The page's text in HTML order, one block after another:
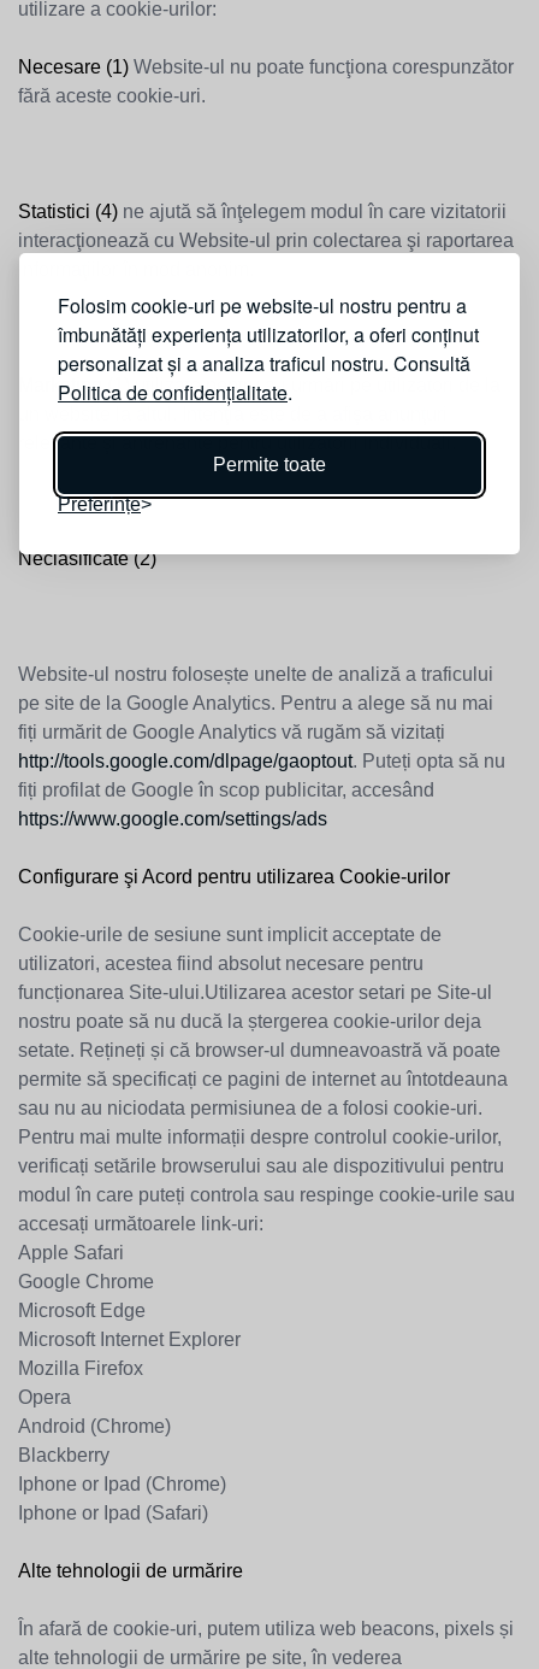
Folosim cookie-uri pe website-ul nostru pentru a
îmbunătăți experiența utilizatorilor, a oferi conținut
personalizat și a analiza traficul nostru. Consultă
Politica de confidențialitate.
Permite toate
Preferințe
utilizare a cookie-urilor:
Necesare (1) Website-ul nu poate funcţiona corespunzător
fără aceste cookie-uri.
Statistici (4) ne ajută să înţelegem modul în care vizitatorii
interacţionează cu Website-ul prin colectarea şi raportarea
Marketing (1)utilizate pentru a-i urmări pe utilizatori de la
relevante şi antrenante pentru utilizatorii individuali.
Neclasificate (2)
Website-ul nostru folosește unelte de analiză a traficului
pe site de la Google Analytics. Pentru a alege să nu mai
fiți urmărit de Google Analytics vă rugăm să vizitați
http://tools.google.com/dlpage/gaoptout. Puteți opta să nu
fiți profilat de Google în scop publicitar, accesând
https://www.google.com/settings/ads
Configurare şi Acord pentru utilizarea Cookie-urilor
Cookie-urile de sesiune sunt implicit acceptate de
utilizatori, acestea fiind absolut necesare pentru
funcționarea Site-ului.Utilizarea acestor setari pe Site-ul
nostru poate să nu ducă la ștergerea cookie-urilor deja
setate. Rețineți și că browser-ul dumneavoastră vă poate
permite să specificați ce pagini de internet au întotdeauna
sau nu au niciodata permisiunea de a folosi cookie-uri.
Pentru mai multe informații despre controlul cookie-urilor,
verificați setările browserului sau ale dispozitivului pentru
modul în care puteți controla sau respinge cookie-urile sau
accesați următoarele link-uri:
Apple Safari
Google Chrome
Microsoft Edge
Microsoft Internet Explorer
Mozilla Firefox
Opera
Android (Chrome)
Blackberry
Iphone or Ipad (Chrome)
Iphone or Ipad (Safari)
Alte tehnologii de urmărire
În afară de cookie-uri, putem utiliza web beacons, pixels și
alte tehnologii de urmărire pe site, în vederea